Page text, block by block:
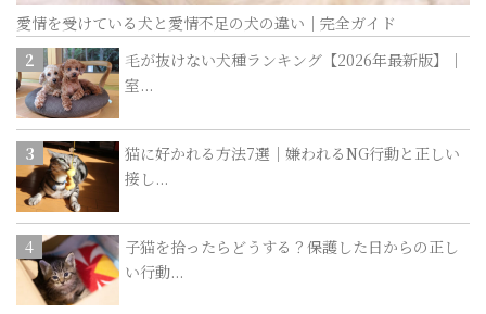
愛情を受けている犬と愛情不足の犬の違い｜完全ガイド
毛が抜けない犬種ランキング【2026年最新版】｜
室...
猫に好かれる方法7選｜嫌われるNG行動と正しい
接し...
子猫を拾ったらどうする？保護した日からの正し
い行動...